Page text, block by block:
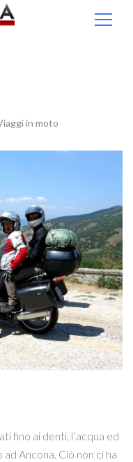
in moto
fino ai denti, l’acqua ed
Ancona. Ciò non ci ha